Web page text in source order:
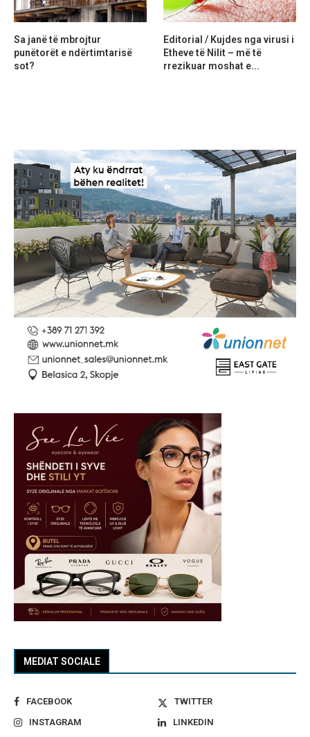
MEDIAT SOCIALE
FACEBOOK
TWITTER
INSTAGRAM
LINKEDIN
Sa janë të mbrojtur
punëtorët e ndërtimtarisë
sot?
Editorial / Kujdes nga virusi i
Etheve të Nilit – më të
rrezikuar moshat e...